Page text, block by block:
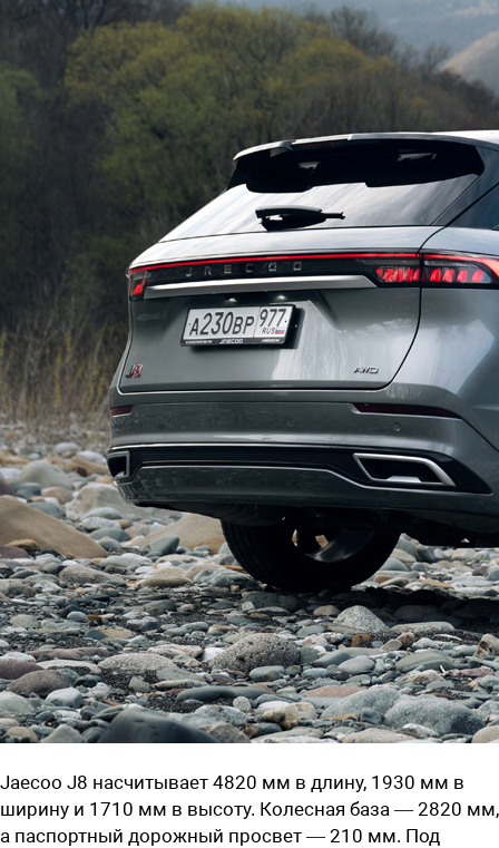
Jaecoo J8 насчитывает 4820 мм в длину, 1930 мм в
ширину и 1710 мм в высоту. Колесная база — 2820 мм,
а паспортный дорожный просвет — 210 мм. Под